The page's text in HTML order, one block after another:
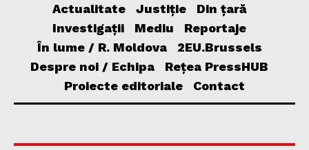
Actualitate Justiție
Din țară
Investigații
Mediu
Reportaje
În lume / R. Moldova
2EU.Brussels
Despre noi / Echipa
Rețea PressHUB
Proiecte editoriale
Contact